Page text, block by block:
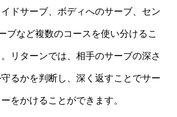
ドサーブ、ボディへのサーブ、セン
ブなど複数のコースを使い分けるこ
リターンでは、相手のサーブの深さ
るかを判断し、深く返すことでサー
をかけることができます。